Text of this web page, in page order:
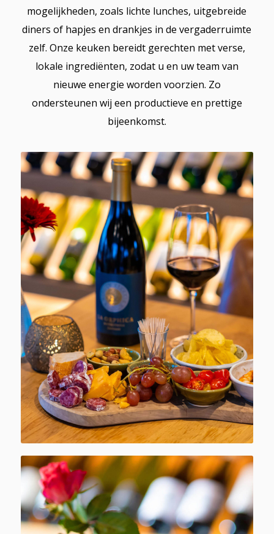
mogelijkheden, zoals lichte lunches, uitgebreide
diners of hapjes en drankjes in de vergaderruimte
zelf. Onze keuken bereidt gerechten met verse,
lokale ingrediënten, zodat u en uw team van
nieuwe energie worden voorzien. Zo
ondersteunen wij een productieve en prettige
bijeenkomst.